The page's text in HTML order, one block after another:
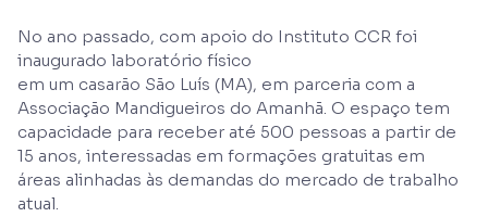
No ano passado, com apoio do Instituto CCR foi
inaugurado laboratório físico
em um casarão São Luís (MA), em parceria com a
Associação Mandigueiros do Amanhã. O espaço tem
capacidade para receber até 500 pessoas a partir de
15 anos, interessadas em formações gratuitas em
áreas alinhadas às demandas do mercado de trabalho
atual.